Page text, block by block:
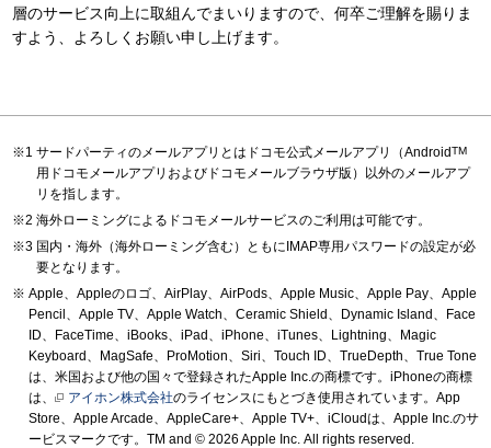
層のサービス向上に取組んでまいりますので、何卒ご理解を賜りま
すよう、よろしくお願い申し上げます。
サードパーティのメールアプリとはドコモ公式メールアプリ（AndroidTM
用ドコモメールアプリおよびドコモメールブラウザ版）以外のメールアプ
リを指します。
海外ローミングによるドコモメールサービスのご利用は可能です。
国内・海外（海外ローミング含む）ともにIMAP専用パスワードの設定が必
要となります。
Apple、Appleのロゴ、AirPlay、AirPods、Apple Music、Apple Pay、Apple
Pencil、Apple TV、Apple Watch、Ceramic Shield、Dynamic Island、Face
ID、FaceTime、iBooks、iPad、iPhone、iTunes、Lightning、Magic
Keyboard、MagSafe、ProMotion、Siri、Touch ID、TrueDepth、True Tone
は、米国および他の国々で登録されたApple Inc.の商標です。iPhoneの商標
は、
アイホン株式会社のライセンスにもとづき使用されています。App
Store、Apple Arcade、AppleCare+、Apple TV+、iCloudは、Apple Inc.のサ
ービスマークです。TM and © 2026 Apple Inc. All rights reserved.